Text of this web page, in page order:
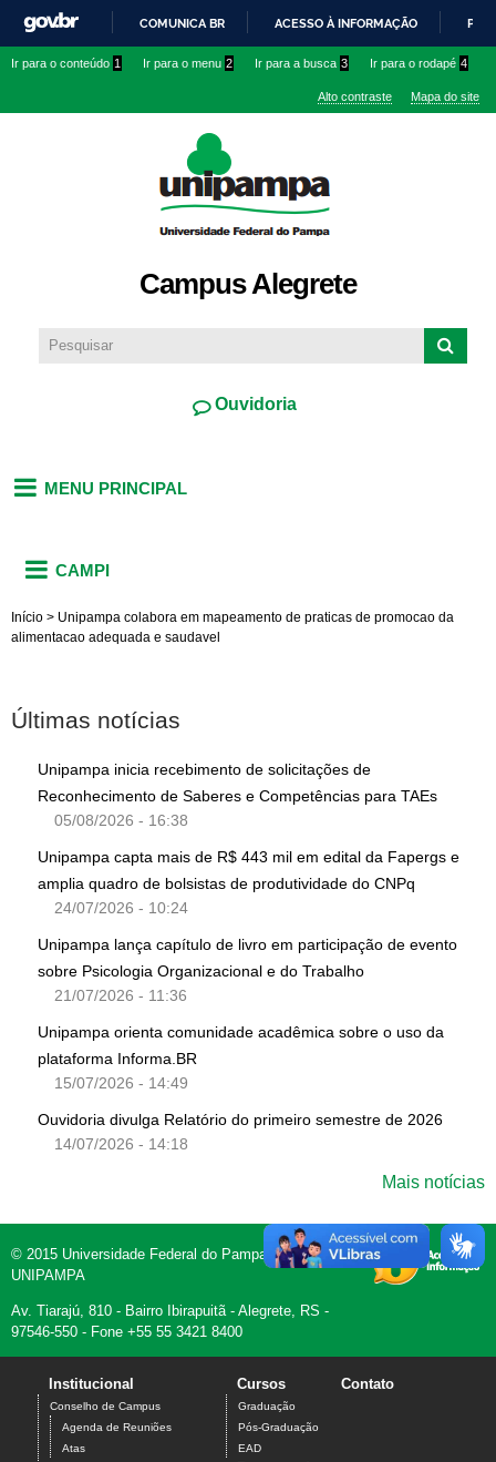
conteúdo
IR
O
COMUNICA BR ACESSO À INFORMAÇÃO
Ir para o conteúdo 1 Ir para o menu 2 Ir para a busca 3 Ir para o rodapé 4
Alto contraste Mapa do site
Campus Alegrete
Ouvidoria
MENU PRINCIPAL
CAMPI
Início > Unipampa colabora em mapeamento de praticas de promocao da
alimentacao adequada e saudavel
Últimas notícias
Unipampa inicia recebimento de solicitações de
Reconhecimento de Saberes e Competências para TAEs
05/08/2026 - 16:38
Unipampa capta mais de R$ 443 mil em edital da Fapergs e
amplia quadro de bolsistas de produtividade do CNPq
24/07/2026 - 10:24
Unipampa lança capítulo de livro em participação de evento
sobre Psicologia Organizacional e do Trabalho
21/07/2026 - 11:36
Unipampa orienta comunidade acadêmica sobre o uso da
plataforma Informa.BR
15/07/2026 - 14:49
Ouvidoria divulga Relatório do primeiro semestre de 2026
14/07/2026 - 14:18
Mais notícias
© 2015 Universidade Federal do Pampa -
UNIPAMPA
Av. Tiarajú, 810 - Bairro Ibirapuitã - Alegrete, RS -
97546-550 - Fone +55 55 3421 8400
Institucional
Conselho de Campus
Agenda de Reuniões
Atas
Cursos
Graduação
Pós-Graduação
EAD
Contato